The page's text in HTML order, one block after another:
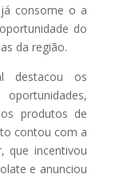
consome o a
do
da região.
destacou os
produtos de
contou com a
que incentivou
e anunciou